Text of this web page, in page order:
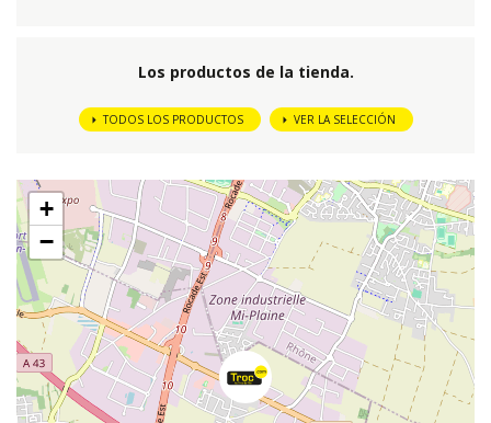
Los productos de la tienda.
TODOS LOS PRODUCTOS VER LA SELECCIÓN
+
−